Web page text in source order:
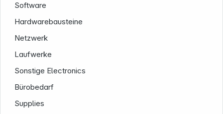
Software
Hardwarebausteine
Netzwerk
Laufwerke
Sonstige Electronics
Bürobedarf
Supplies
Service